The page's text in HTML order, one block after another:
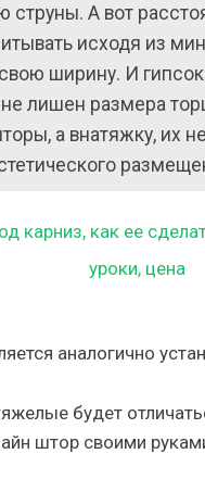
струны. А вот
исходя из
ширину. И
лишен размера
а внатяжку, их
аналогично
будет
штор своими